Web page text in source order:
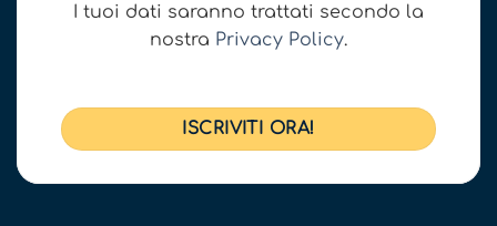
I tuoi dati saranno trattati secondo la
nostra Privacy Policy.